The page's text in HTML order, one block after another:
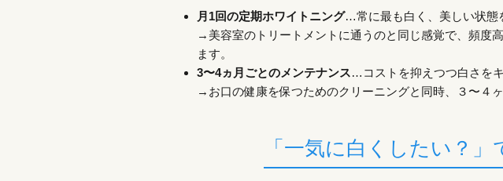
月1回の定期ホワイトニング…常に最も白く、美しい状態
→美容室のトリートメントに通うのと同じ感覚で、頻度
ます。
3〜4ヵ月ごとのメンテナンス…コストを抑えつつ白さを
→お口の健康を保つためのクリーニングと同時、３〜４
「一気に白くしたい？